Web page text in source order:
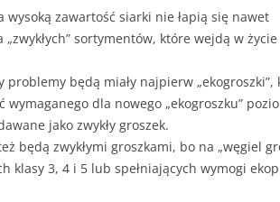
wysoką zawartość siarki nie łapią się nawet
sortymentów, które wejdą w
problemy będą miały najpierw „ekogroszki”,
dla nowego „ekogroszku”
jako zwykły groszek.
będą zwykłymi groszkami, bo na „węgiel
klasy 3, 4 i 5 lub spełniających wymogi